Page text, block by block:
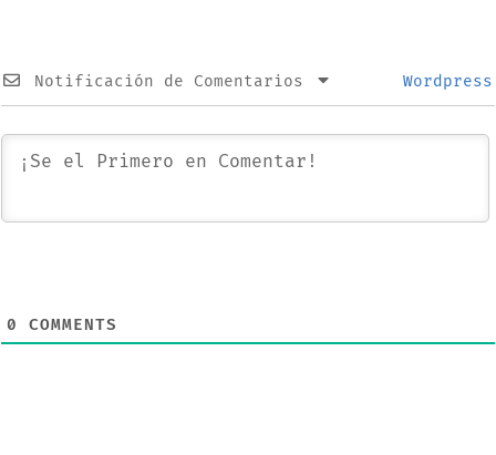
Notificación de Comentarios Wordpress
0 COMMENTS